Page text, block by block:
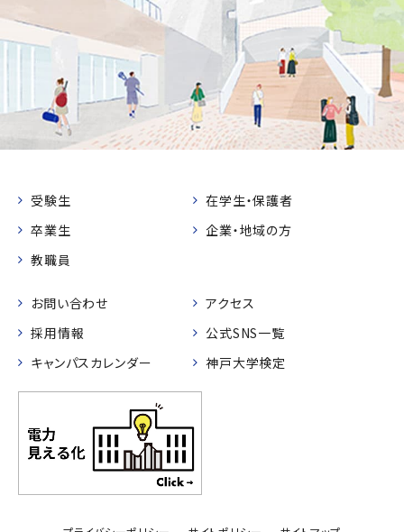
受験生
在学生・保護者
卒業生
企業・地域の方
教職員
お問い合わせ
アクセス
採用情報
公式SNS一覧
キャンパスカレンダー
神戸大学検定